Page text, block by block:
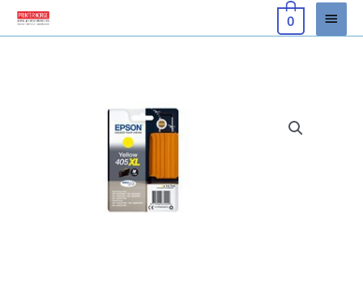
Hopp
rett
til
0